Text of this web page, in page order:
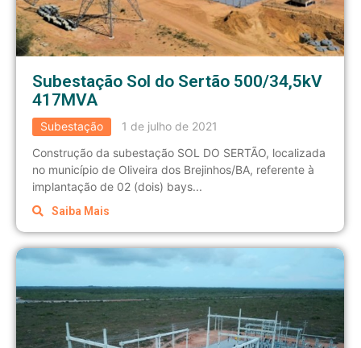
Subestação Sol do Sertão 500/34,5kV
417MVA
Subestação
1 de julho de 2021
Construção da subestação SOL DO SERTÃO, localizada
no município de Oliveira dos Brejinhos/BA, referente à
implantação de 02 (dois) bays...
Saiba Mais